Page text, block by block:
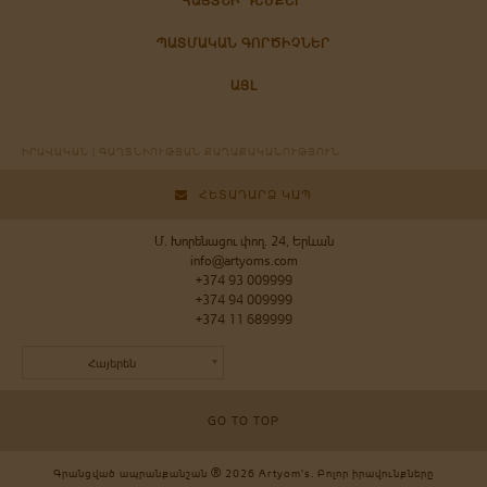
ՊԱՏՄԱԿԱՆ ԳՈՐԾԻՉՆԵՐ
ԱՅԼ
ԻՐԱՎԱԿԱՆ | ԳԱՂՏՆԻՈՒԹՅԱՆ ՔԱՂԱՔԱԿԱՆՈՒԹՅՈՒՆ
ՀԵՏԱԴԱՐՁ ԿԱՊ
Մ. Խորենացու փող. 24, Երևան
info@artyoms.com
+374 93 009999
+374 94 009999
+374 11 689999
Հայերեն
GO TO TOP
Գրանցված ապրանքանշան ® 2026 Artyom's. Բոլոր իրավունքները